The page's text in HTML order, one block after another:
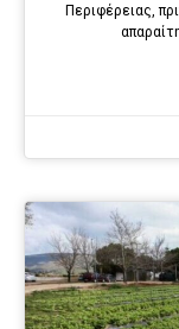
Περιφέρειας,